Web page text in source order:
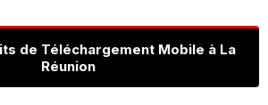
de Téléchargement Mobile à La
Réunion